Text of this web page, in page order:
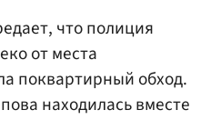
что полиция
от места
поквартирный обход.
находилась вместе